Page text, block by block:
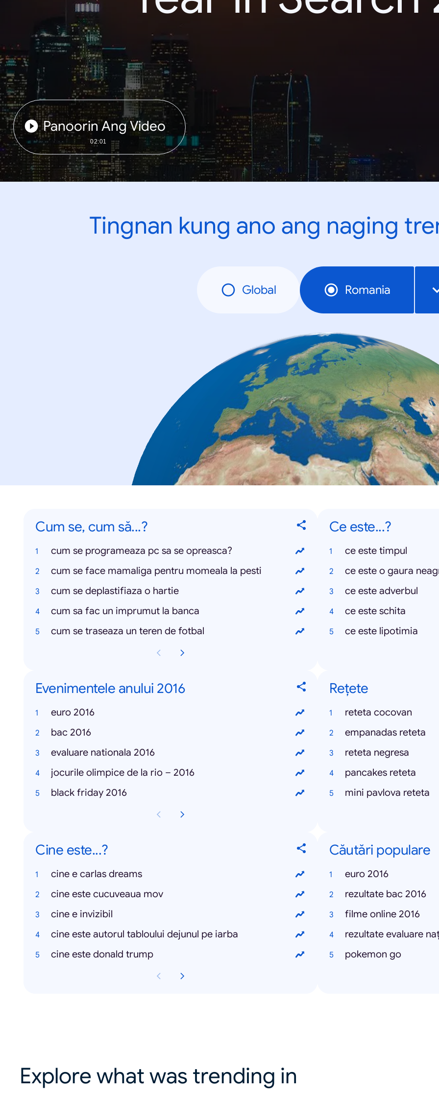
Panoorin Ang Video
02:01
Tingnan kung ano ang naging
Global Romania
Cum se, cum să...?
cum se programeaza pc sa se opreasca?
cum se face mamaliga pentru momeala la pesti
cum se deplastifiaza o hartie
cum sa fac un imprumut la banca
cum se traseaza un teren de fotbal
Ce este...?
ce este timpul
ce este o gaura
ce este adverbul
ce este schita
ce este lipotimia
Evenimentele anului 2016
euro 2016
bac 2016
evaluare nationala 2016
jocurile olimpice de la rio – 2016
black friday 2016
Rețete
reteta cocovan
empanadas reteta
reteta negresa
pancakes reteta
mini pavlova reteta
Cine este...?
cine e carlas dreams
cine este cucuveaua mov
cine e invizibil
cine este autorul tabloului dejunul pe iarba
cine este donald trump
Căutări populare
euro 2016
rezultate bac 2016
filme online 2016
rezultate evaluare
pokemon go
Explore what was trending in